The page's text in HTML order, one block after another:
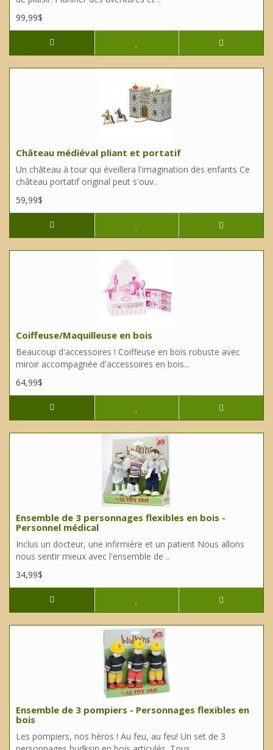
99,99$
Château médiéval pliant et portatif
Un château à tour qui éveillera l'imagination des enfants Ce
château portatif original peut s'ouv..
59,99$
Coiffeuse/Maquilleuse en bois
Beaucoup d'accessoires ! Coiffeuse en bois robuste avec
miroir accompagnée d'accessoires en bois...
64,99$
Ensemble de 3 personnages flexibles en bois -
Personnel médical
Inclus un docteur, une infirmière et un patient Nous allons
nous sentir mieux avec l'ensemble de ..
34,99$
Ensemble de 3 pompiers - Personnages flexibles en
bois
Les pompiers, nos héros ! Au feu, au feu! Un set de 3